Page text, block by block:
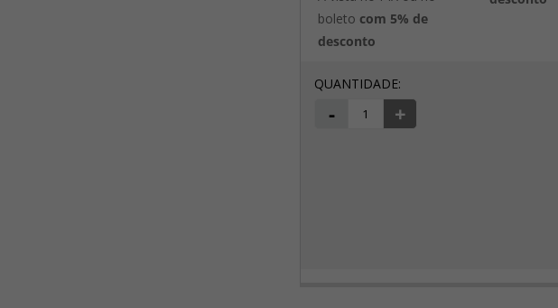
boleto com 5% de
desconto
- +